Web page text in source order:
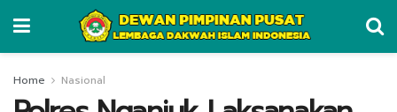
Home Nasional